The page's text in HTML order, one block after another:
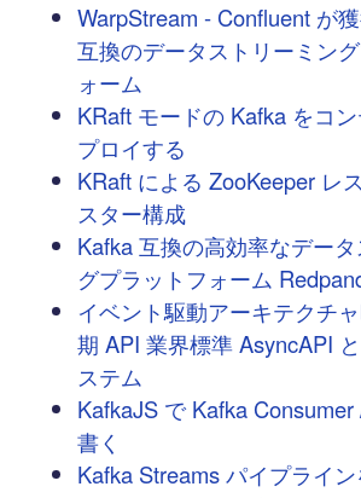
WarpStream - Confluent が
互換のデータストリーミン
ォーム
KRaft モードの Kafka をコ
プロイする
KRaft による ZooKeeper レ
スター構成
Kafka 互換の高効率なデー
グプラットフォーム
イベント駆動アーキテクチ
期 API 業界標準 AsyncAPI
ステム
KafkaJS で Kafka Consumer
書く
Kafka Streams パイプライ